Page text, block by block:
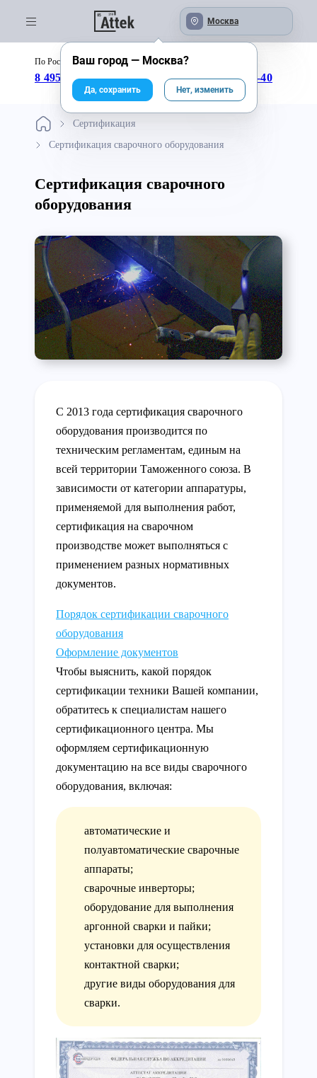
Москва
По России бесплатно:
8 495 246-04-43 8 800 333-25-40
Сертификация
Сертификация сварочного оборудования
Сертификация сварочного
оборудования
С 2013 года сертификация сварочного
оборудования производится по
техническим регламентам, единым на
всей территории Таможенного союза. В
зависимости от категории аппаратуры,
применяемой для выполнения работ,
сертификация на сварочном
производстве может выполняться с
применением разных нормативных
документов.
Порядок сертификации сварочного
оборудования
Оформление документов
Чтобы выяснить, какой порядок
сертификации техники Вашей компании,
обратитесь к специалистам нашего
сертификационного центра. Мы
оформляем сертификационную
документацию на все виды сварочного
оборудования, включая:
автоматические и
полуавтоматические сварочные
аппараты;
сварочные инверторы;
оборудование для выполнения
аргонной сварки и пайки;
установки для осуществления
контактной сварки;
другие виды оборудования для
сварки.
Ваш город — Москва?
Да, сохранить Нет, изменить